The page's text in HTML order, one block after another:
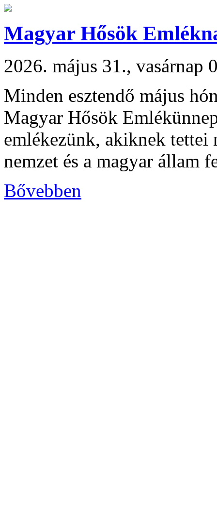
Magyar Hősök
2026. május 31., vasárnap
Minden esztendő május
Magyar Hősök
emlékezünk, akiknek tettei
nemzet és a magyar állam
Bővebben